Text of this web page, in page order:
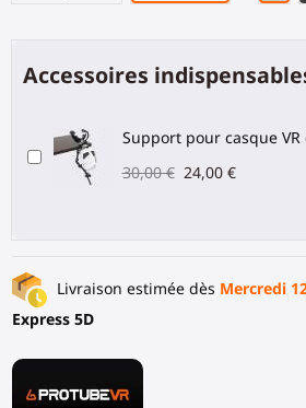
Accessoires
Support pour casque
30,00 € 24,00 €
Livraison estimée dès Mercredi
Express 5D